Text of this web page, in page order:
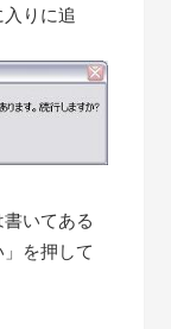
りに追
いてある
を押して